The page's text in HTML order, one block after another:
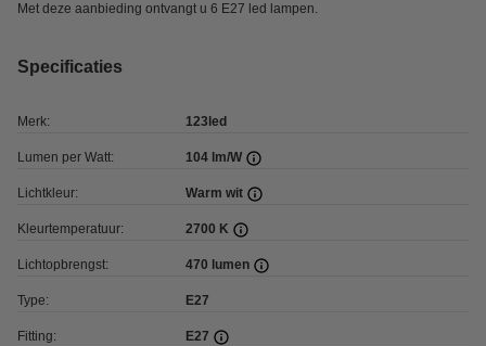
Met deze aanbieding ontvangt u 6 E27 led lampen.
Specificaties
Merk: 123led
Lumen per Watt: 104 lm/W
Lichtkleur: Warm wit
Kleurtemperatuur: 2700 K
Lichtopbrengst: 470 lumen
Type: E27
Fitting: E27